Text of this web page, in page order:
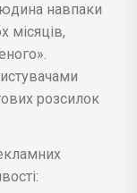
навпаки
місяців,
розсилок